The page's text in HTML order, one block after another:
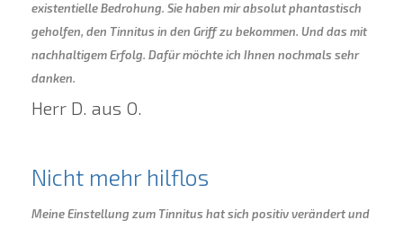
existentielle Bedrohung. Sie haben mir absolut phantastisch
geholfen, den Tinnitus in den Griff zu bekommen. Und das mit
nachhaltigem Erfolg. Dafür möchte ich Ihnen nochmals sehr
danken.
Herr D. aus O.
Nicht mehr hilflos
Meine Einstellung zum Tinnitus hat sich positiv verändert und